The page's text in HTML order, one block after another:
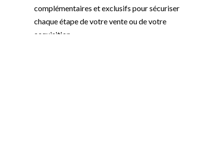
complémentaires et exclusifs pour sécuriser
chaque étape de votre vente ou de votre
acquisition.